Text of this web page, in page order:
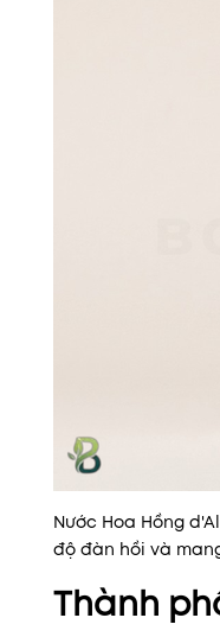
Nước Hoa Hồng
độ đàn hồi và
Thành